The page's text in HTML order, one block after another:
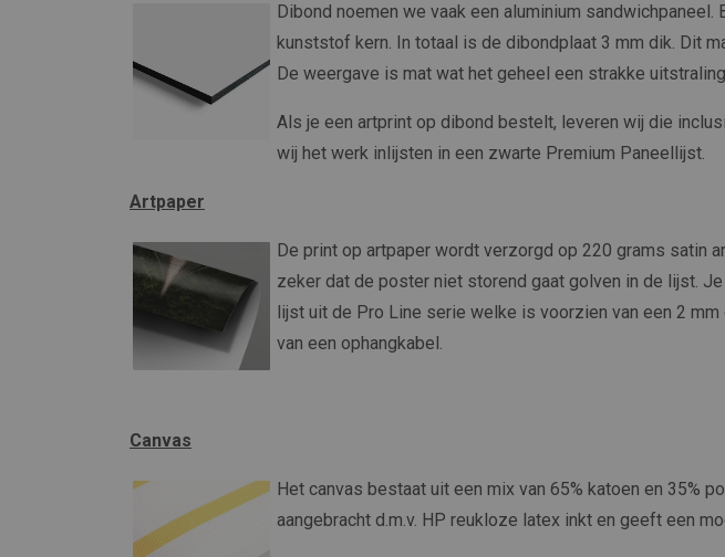
Dibond noemen we vaak een aluminium
kunststof kern. In totaal is de dibondplaat 3 mm dik. Dit
De weergave is mat wat het geheel een strakke
Als je een artprint op dibond bestelt, leveren wij die
wij het werk inlijsten in een zwarte Premium Paneellijst.
Artpaper
De print op artpaper wordt verzorgd op 220 grams satin
zeker dat de poster niet storend gaat golven in de lijst.
lijst uit de Pro Line serie welke is voorzien van een 2
van een ophangkabel.
Canvas
Het canvas bestaat uit een mix van 65% katoen en 35%
aangebracht d.m.v. HP reukloze latex inkt en geeft een